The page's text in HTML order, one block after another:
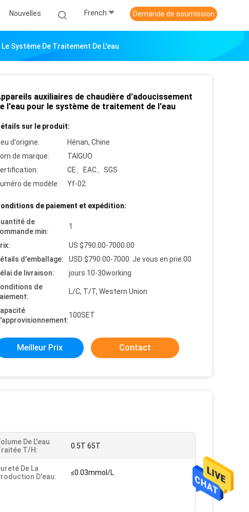
Nouvelles French Demande de soumission
Système De Traitement De L'eau
auxiliaires de chaudière d'adoucissement
l'eau pour le système de traitement de l'eau
sur le produit:
d'origine:
Hénan, Chine
de marque:
TAIGUO
CE、EAC、SGS
de modèle:
Yf-02
de paiement et expédition:
de
min:
1
US $790.00-7000.00
d'emballage:
USD $790.00-7000. Je vous en prie.00
de livraison:
jours 10-30working
de
L/C, T/T, Western Union
100SET
Meilleur Prix Contact
De L'eau
T/H:
0.5T 65T
De La
D'eau:
≤0.03mmol/L